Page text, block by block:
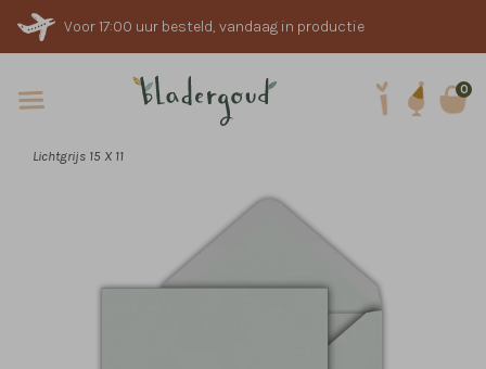
Voor 17:00 uur besteld, vandaag in productie
0
Lichtgrijs 15 X 11